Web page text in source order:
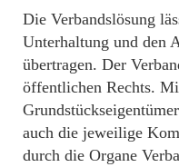
Die Verbandslösung
Unterhaltung und den
übertragen. Der
öffentlichen Rechts.
auch die jeweilige
durch die Organe